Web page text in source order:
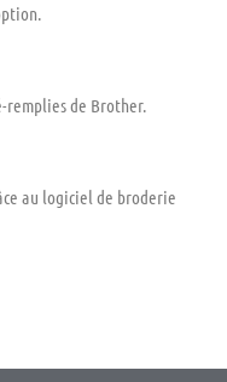
remplies de Brother.
au logiciel de broderie